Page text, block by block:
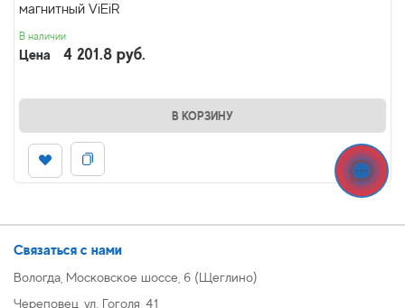
магнитный ViEiR
В наличии
Цена 4 201.8 руб.
В КОРЗИНУ
Связаться с нами
Вологда, Московское шоссе, 6 (Щеглино)
Череповец, ул. Гоголя, 41